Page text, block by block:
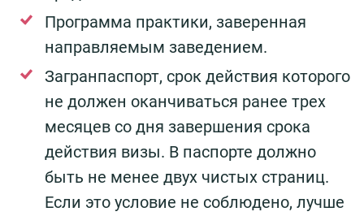
Программа практики, заверенная
направляемым заведением.
Загранпаспорт, срок действия которого
не должен оканчиваться ранее трех
месяцев со дня завершения срока
действия визы. В паспорте должно
быть не менее двух чистых страниц.
Если это условие не соблюдено, лучше